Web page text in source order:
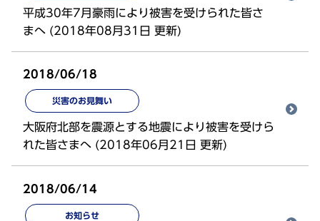
平成30年7月豪雨により被害を受けられた皆さ
まへ (2018年08月31日 更新)
2018/06/18
災害のお見舞い
大阪府北部を震源とする地震により被害を受けら
れた皆さまへ (2018年06月21日 更新)
2018/06/14
お知らせ